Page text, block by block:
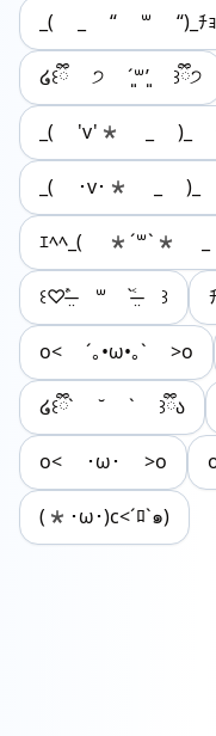
_( _ “ ꒳ “)_ﾁ
໒꒰ྀི ੭ ´͈꒳’͈ ꒱ྀི੭
_( 'v'* _ )_ ﾁ
_( ･v･* _ )_
ｴﾍﾍ_( *´꒳`* _
꒰♡˃̶̤́ ꒳ ˂̶̤̀ ꒱
o< ´｡•ω•｡` >o
໒꒰ྀི` ˘ ` ꒱ྀིა
o< ･ω･ >o
(*･ω･)c<´ﾛ`๑)